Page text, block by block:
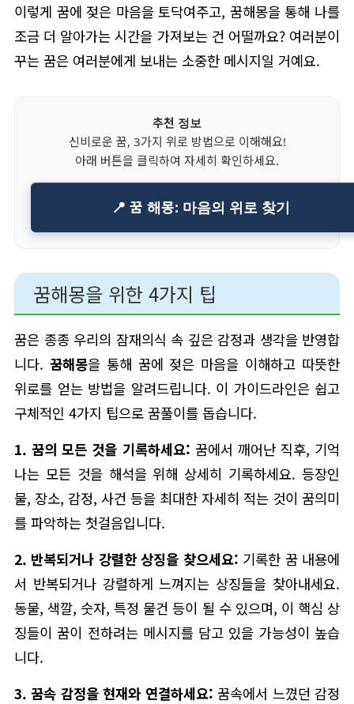
이렇게 꿈에 젖은 마음을 토닥여주고, 꿈해몽을 통해 나를
조금 더 알아가는 시간을 가져보는 건 어떨까요? 여러분이
꾸는 꿈은 여러분에게 보내는 소중한 메시지일 거예요.
추천 정보
신비로운 꿈, 3가지 위로 방법으로 이해해요!
아래 버튼을 클릭하여 자세히 확인하세요.
📍 꿈 해몽: 마음의 위로 찾기
꿈해몽을 위한 4가지 팁
꿈은 종종 우리의 잠재의식 속 깊은 감정과 생각을 반영합
니다. 꿈해몽을 통해 꿈에 젖은 마음을 이해하고 따뜻한
위로를 얻는 방법을 알려드립니다. 이 가이드라인은 쉽고
구체적인 4가지 팁으로 꿈풀이를 돕습니다.
1. 꿈의 모든 것을 기록하세요: 꿈에서 깨어난 직후, 기억
나는 모든 것을 해석을 위해 상세히 기록하세요. 등장인
물, 장소, 감정, 사건 등을 최대한 자세히 적는 것이 꿈의미
를 파악하는 첫걸음입니다.
2. 반복되거나 강렬한 상징을 찾으세요: 기록한 꿈 내용에
서 반복되거나 강렬하게 느껴지는 상징들을 찾아내세요.
동물, 색깔, 숫자, 특정 물건 등이 될 수 있으며, 이 핵심 상
징들이 꿈이 전하려는 메시지를 담고 있을 가능성이 높습
니다.
3. 꿈속 감정을 현재와 연결하세요: 꿈속에서 느꼈던 감정